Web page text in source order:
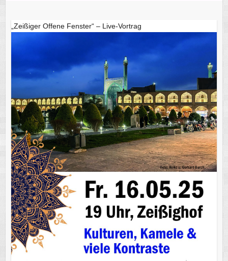
„Zeißiger Offene Fenster“ – Live-Vortrag